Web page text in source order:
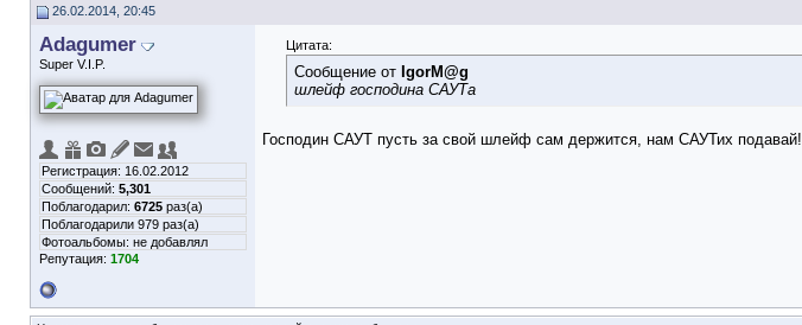
26.02.2014, 20:45
Adagumer
Super V.I.P.
Регистрация: 16.02.2012
Сообщений: 5,301
Поблагодарил: 6725 раз(а)
Поблагодарили 979 раз(а)
Фотоальбомы: не добавлял
Репутация: 1704
Цитата:
Сообщение от IgorM@g
шлейф господина САУТа
Господин САУТ пусть за свой шлейф сам держится, нам САУТих подавай!